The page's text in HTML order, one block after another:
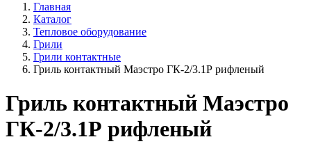
Главная
Каталог
Тепловое оборудование
Грили
Грили контактные
Гриль контактный Маэстро ГК-2/3.1Р рифленый
Гриль контактный Маэстро
ГК-2/3.1Р рифленый